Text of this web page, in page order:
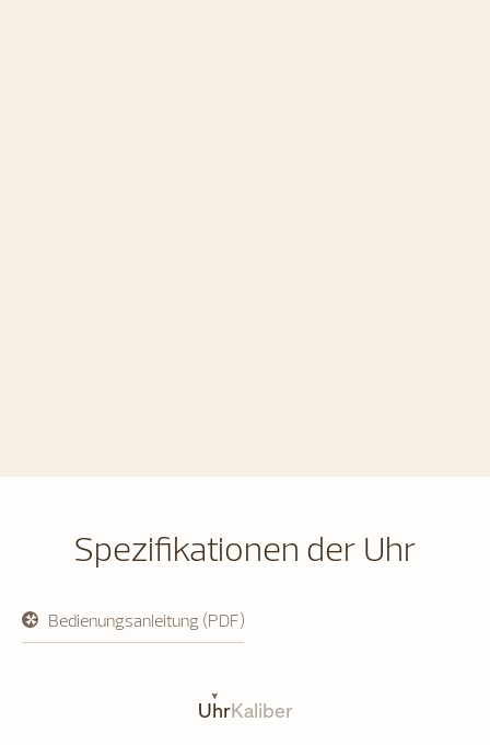
Spezifikationen der Uhr
Bedienungsanleitung (PDF)
öffnet
in
UhrKaliber